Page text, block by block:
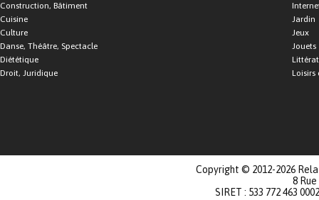
Construction, Bâtiment
Cuisine
Culture
Danse, Théâtre, Spectacle
Diététique
Droit, Juridique
Jardin
Jeux
Jouets
Loisirs
Copyright © 2012-2026
8
SIRET : 533 772 463